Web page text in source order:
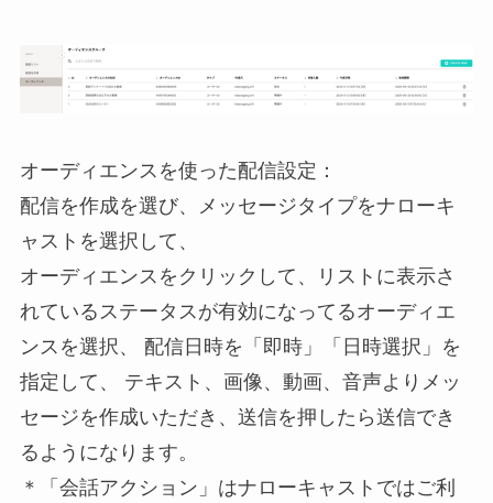
オーディエンスを使った配信設定：
配信を作成を選び、メッセージタイプをナローキ
ャストを選択して、
オーディエンスをクリックして、リストに表示さ
れているステータスが有効になってるオーディエ
ンスを選択、 配信日時を「即時」「日時選択」を
指定して、 テキスト、画像、動画、音声よりメッ
セージを作成いただき、送信を押したら送信でき
るようになります。
＊「会話アクション」はナローキャストではご利